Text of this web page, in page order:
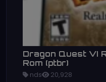
Dragon Quest VI
Rom (ptbr)
nds 20,928